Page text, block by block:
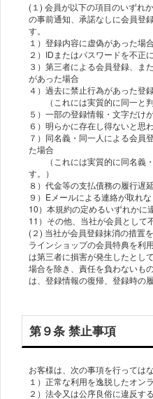
(１) 会員が以下の項目のいずれ
の事前通知、承諾なしに会員登
す。
１）登録内容に虚偽があった場合
２）IDまたはパスワードを不正
３）第三者による会員登録、ま
があった場合
４）過去に禁止行為があった登
（これには実質的に同一と判
５）一部の登録情報・文字だけ
６）明らかに存在し得ないと思
７）同名義・同一人による会員
た場合
（これには実質的に同名義・
す。）
８）代金等の支払債務の履行遅
９）Eメールによる連絡が取れ
10）本規約の定めるいずれかに
11）その他、当社が会員として
(２) 当社が会員登録抹消の措置
ラインショップの会員特典を利
は第三者に損害が発生したとし
場合を除き、責任を負わないも
は、登録情報の復帰、登録時の
第９条 禁止事項
お客様は、次の事項を行っては
１）正常な利用を逸脱したオン
２）法令又は公序良俗に違反す